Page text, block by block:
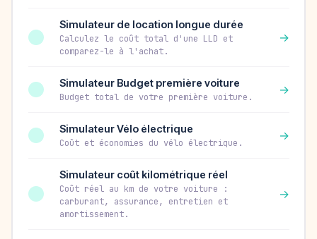
Simulateur de location longue durée
Calculez le coût total d'une LLD et
comparez-le à l'achat.
→
Simulateur Budget première voiture
Budget total de votre première voiture.
→
Simulateur Vélo électrique
Coût et économies du vélo électrique.
→
Simulateur coût kilométrique réel
Coût réel au km de votre voiture :
carburant, assurance, entretien et
amortissement.
→